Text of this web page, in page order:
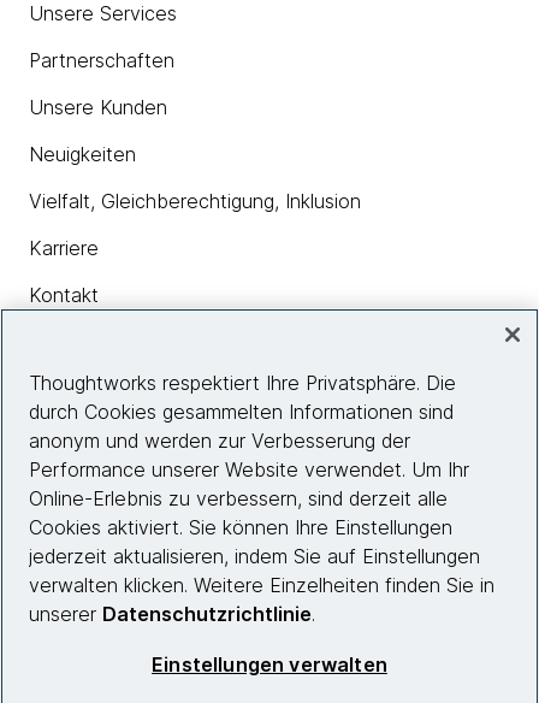
Unsere Services
Partnerschaften
Unsere Kunden
Neuigkeiten
Vielfalt, Gleichberechtigung, Inklusion
Karriere
Kontakt
Insights
Site info
Folgen Sie uns
Thoughtworks respektiert Ihre Privatsphäre. Die
durch Cookies gesammelten Informationen sind
anonym und werden zur Verbesserung der
Performance unserer Website verwendet. Um Ihr
Online-Erlebnis zu verbessern, sind derzeit alle
Cookies aktiviert. Sie können Ihre Einstellungen
jederzeit aktualisieren, indem Sie auf Einstellungen
verwalten klicken. Weitere Einzelheiten finden Sie in
unserer Datenschutzrichtlinie.
Einstellungen verwalten